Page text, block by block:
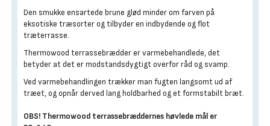
Den smukke ensartede brune glød minder om farven på
eksotiske træsorter og tilbyder en indbydende og flot
træterrasse.
Thermowood terrassebrædder er varmebehandlede, det
betyder at det er modstandsdygtigt overfor råd og svamp.
Ved varmebehandlingen trækker man fugten langsomt ud af
træet, og opnår derved lang holdbarhed og et formstabilt bræt.
OBS! Thermowood terrassebræddernes høvlede mål er